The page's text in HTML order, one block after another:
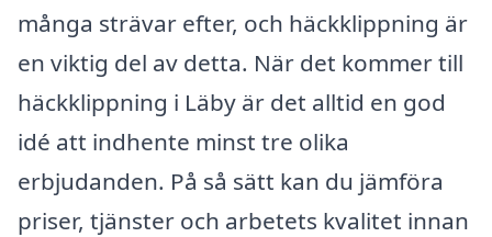
många strävar efter, och häckklippning är
en viktig del av detta. När det kommer till
häckklippning i Läby är det alltid en god
idé att indhente minst tre olika
erbjudanden. På så sätt kan du jämföra
priser, tjänster och arbetets kvalitet innan